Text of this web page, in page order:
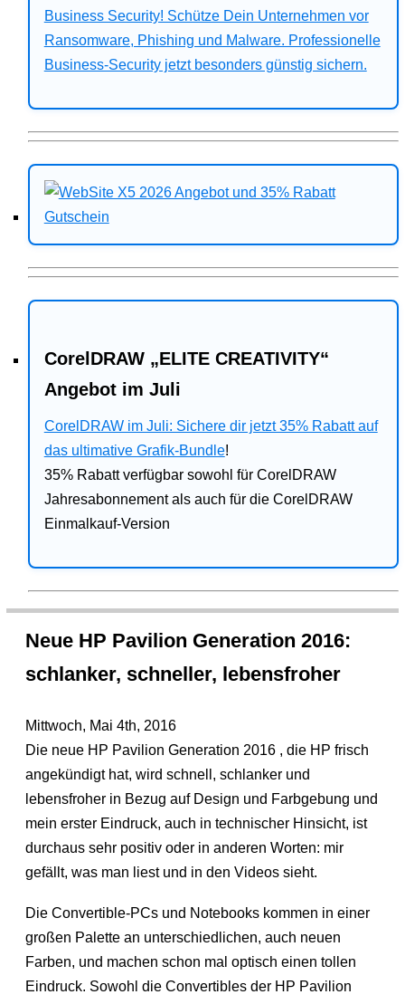
Business Security! Schütze Dein Unternehmen vor
Ransomware, Phishing und Malware. Professionelle
Business-Security jetzt besonders günstig sichern.
CorelDRAW „ELITE CREATIVITY“
Angebot im Juli
CorelDRAW im Juli: Sichere dir jetzt 35% Rabatt auf
das ultimative Grafik-Bundle!
35% Rabatt verfügbar sowohl für CorelDRAW
Jahresabonnement als auch für die CorelDRAW
Einmalkauf-Version
Neue HP Pavilion Generation 2016:
schlanker, schneller, lebensfroher
Mittwoch, Mai 4th, 2016
Die neue HP Pavilion Generation 2016 , die HP frisch
angekündigt hat, wird schnell, schlanker und
lebensfroher in Bezug auf Design und Farbgebung und
mein erster Eindruck, auch in technischer Hinsicht, ist
durchaus sehr positiv oder in anderen Worten: mir
gefällt, was man liest und in den Videos sieht.
Die Convertible-PCs und Notebooks kommen in einer
großen Palette an unterschiedlichen, auch neuen
Farben, und machen schon mal optisch einen tollen
Eindruck. Sowohl die Convertibles der HP Pavilion